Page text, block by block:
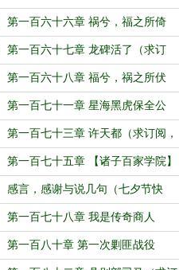
（求订阅）
第一百六十六章 祸兮，福之所倚
（求订阅）
第一百六十七章 龙碑活了（求订
阅）
第一百六十八章 福兮，祸之所伏
第一百七十一章 星海黑虎保全公
司！
第一百七十三章 许天都（求订阅，
已肥求宰）
第一百七十五章 【诸子百家学院】
（求订阅！）
感言，感谢与说几句（七夕节快
乐！）
第一百七十八章 我是传奇商人
第一百八十章 第一次剿匪战役